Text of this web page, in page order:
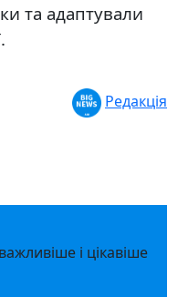
та адаптували
Редакція
і цікавіше